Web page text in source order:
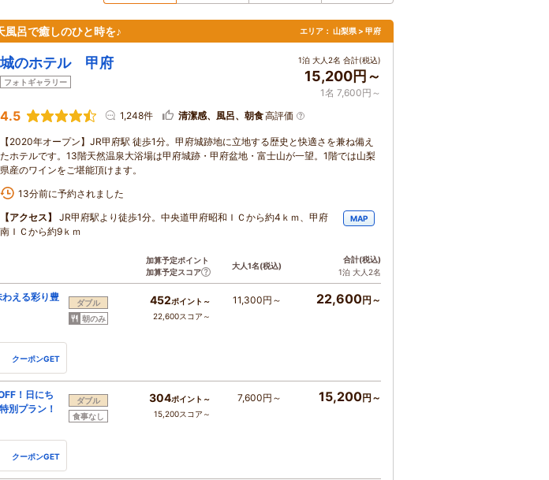
呂で癒しのひと時を♪ エリア： 山梨県 > 甲府
城のホテル 甲府
フォトギャラリー
1泊 大人2名 合計(税込)
15,200円～
1名 7,600円～
4.5 1,248件 清潔感、風呂、朝食高評価
【2020年オープン】JR甲府駅 徒歩1分。甲府城跡地に立地する歴史と快適さを兼ね備え
たホテルです。13階天然温泉大浴場は甲府城跡・甲府盆地・富士山が一望。1階では山梨
県産のワインをご堪能頂けます。
13分前に予約されました
【アクセス】
JR甲府駅より徒歩1分。中央道甲府昭和ＩＣから約4ｋｍ、甲府
南ＩＣから約9ｋｍ
MAP
加算予定ポイント
加算予定スコア
大人1名(税込)
合計(税込)
1泊 大人2名
わえる彩り豊
クーポンGET
ダブル
朝のみ
452ポイント～
22,600スコア～
11,300円～ 22,600円～
！日にち
別プラン！
クーポンGET
ダブル
食事なし
304ポイント～
15,200スコア～
7,600円～ 15,200円～